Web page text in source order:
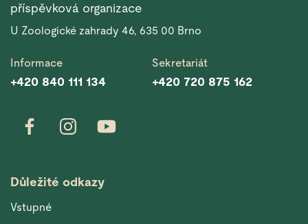
příspěvková organizace
U Zoologické zahrady 46, 635 00 Brno
Informace
+420 840 111 134
Sekretariát
+420 720 875 162
Důležité odkazy
Vstupné